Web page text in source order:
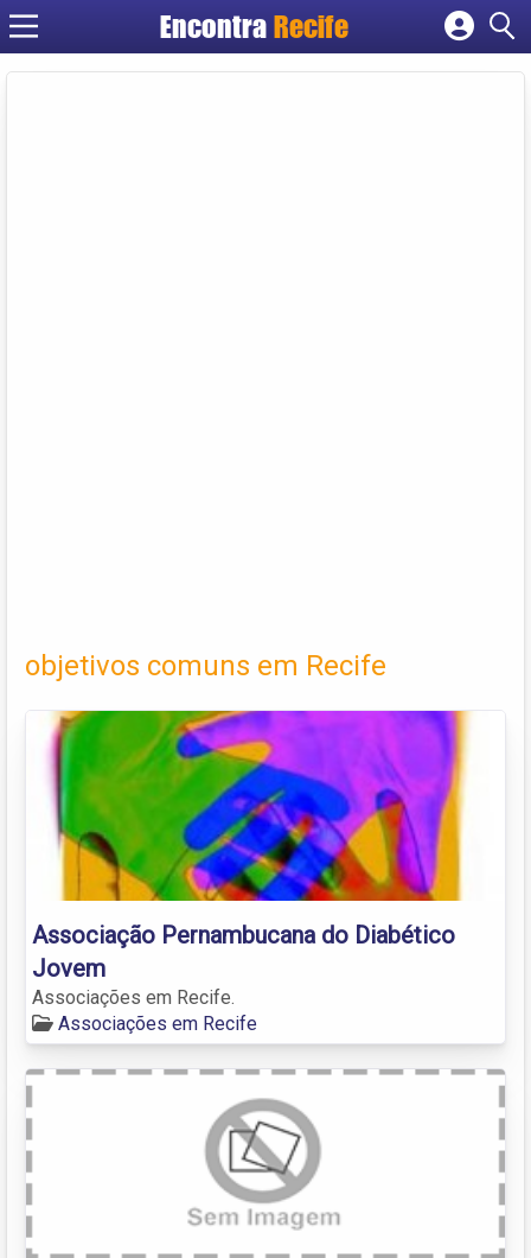
Encontra Recife
Cadastrar empresa
objetivos comuns em Recife
Associação Pernambucana do Diabético
Jovem
Associações em Recife.
Associações em Recife